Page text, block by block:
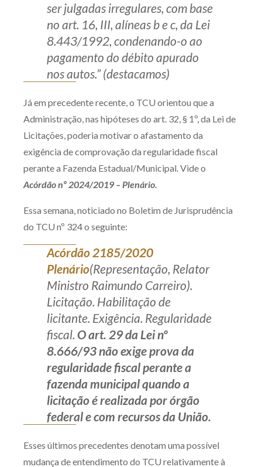
ser julgadas irregulares, com base
no art. 16, III, alíneas b e c, da Lei
8.443/1992, condenando-o ao
pagamento do débito apurado
nos autos.” (destacamos)
Já em precedente recente, o TCU orientou que a
Administração, nas hipóteses do art. 32, § 1º, da Lei de
Licitações, poderia motivar o afastamento da
exigência de comprovação da regularidade fiscal
perante a Fazenda Estadual/Municipal. Vide o
Acórdão nº 2024/2019 – Plenário.
Essa semana, noticiado no Boletim de Jurisprudência
do TCU nº 324 o seguinte:
Acórdão 2185/2020
Plenário(Representação, Relator
Ministro Raimundo Carreiro).
Licitação. Habilitação de
licitante. Exigência. Regularidade
fiscal. O art. 29 da Lei nº
8.666/93 não exige prova da
regularidade fiscal perante a
fazenda municipal quando a
licitação é realizada por órgão
federal e com recursos da União.
Esses últimos precedentes denotam uma possível
mudança de entendimento do TCU relativamente à